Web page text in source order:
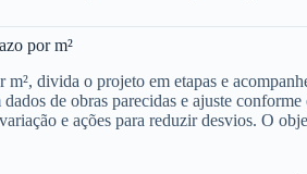
por m²
m², divida o projeto em etapas e
dados de obras parecidas e ajuste
e ações para reduzir desvios. O